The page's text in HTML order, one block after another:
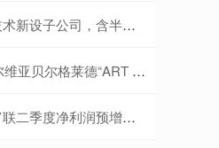
司，含半导体器件相关业务
莱德“ART STARS”国际大赛
增约五成，云计算业务高速增长